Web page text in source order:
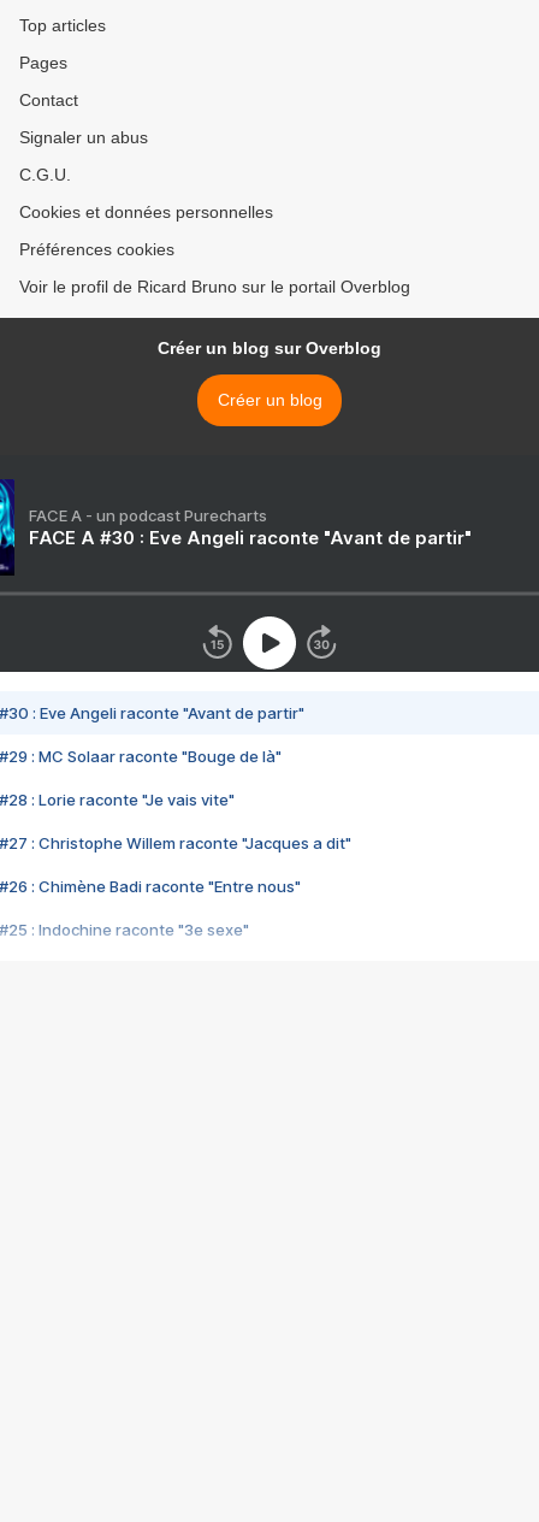
Top articles
Pages
Contact
Signaler un abus
C.G.U.
Cookies et données personnelles
Préférences cookies
Voir le profil de Ricard Bruno sur le portail Overblog
Créer un blog sur Overblog
Créer un blog
FACE A - un podcast Purecharts
FACE A #30 : Eve Angeli raconte "Avant de partir"
#30 : Eve Angeli raconte "Avant de partir"
#29 : MC Solaar raconte "Bouge de là"
#28 : Lorie raconte "Je vais vite"
#27 : Christophe Willem raconte "Jacques a dit"
#26 : Chimène Badi raconte "Entre nous"
#25 : Indochine raconte "3e sexe"